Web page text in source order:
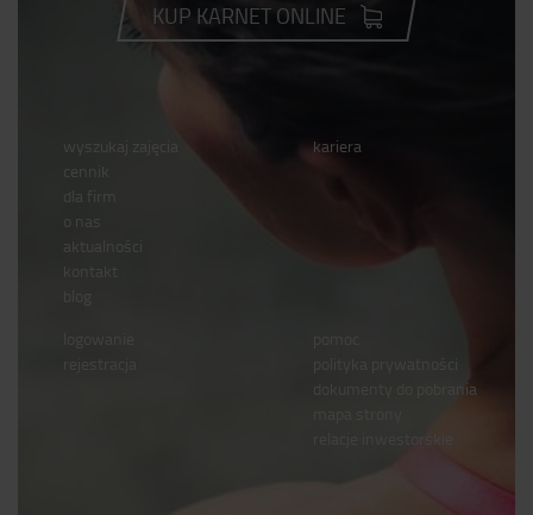
KUP KARNET ONLINE
wyszukaj zajęcia
cennik
dla firm
o nas
aktualności
kontakt
kariera
polityka prywatności
dokumenty do pobrania